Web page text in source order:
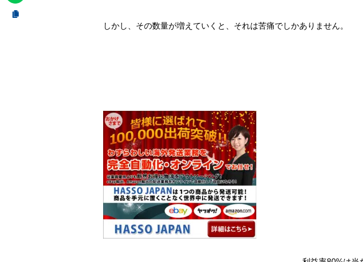
しかし、その数量が増えていくと、それは苦痛でしかありません。